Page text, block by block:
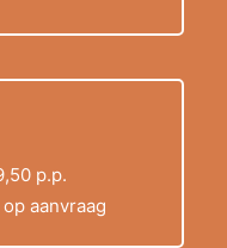
p.p.
aanvraag